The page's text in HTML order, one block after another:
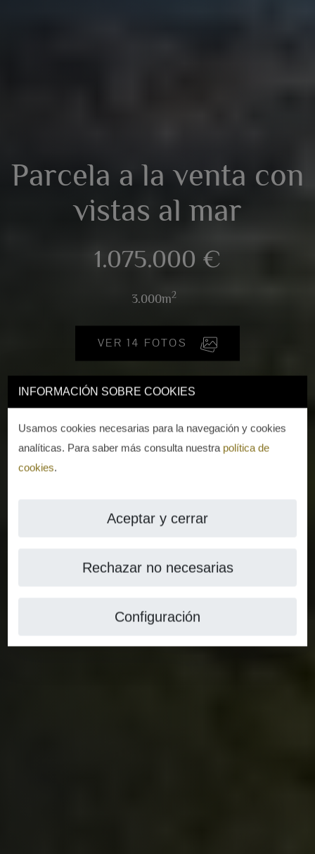
INFORMACIÓN SOBRE COOKIES
Usamos cookies necesarias para la navegación y cookies
analíticas. Para saber más consulta nuestra política de
cookies.
Aceptar y cerrar
Rechazar no necesarias
Configuración
Parcela a la venta con
vistas al mar
1.075.000 €
3.000m2
VER 14 FOTOS